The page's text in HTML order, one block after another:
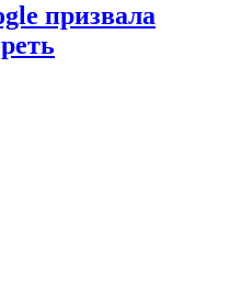
призвала